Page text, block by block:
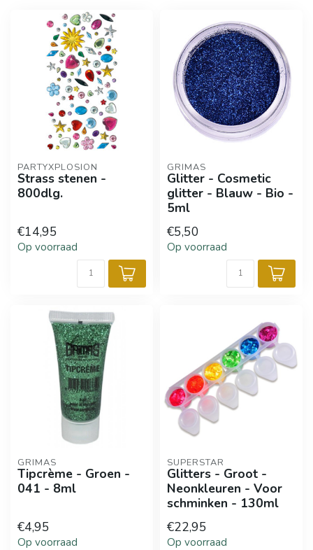
PARTYXPLOSION
Strass stenen -
800dlg.
€14,95
Op voorraad
GRIMAS
Glitter - Cosmetic
glitter - Blauw - Bio -
5ml
€5,50
Op voorraad
GRIMAS
Tipcrème - Groen -
041 - 8ml
€4,95
Op voorraad
SUPERSTAR
Glitters - Groot -
Neonkleuren - Voor
schminken - 130ml
€22,95
Op voorraad